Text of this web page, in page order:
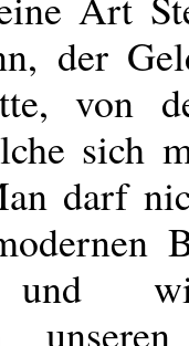
der
von
sich
darf
unseren